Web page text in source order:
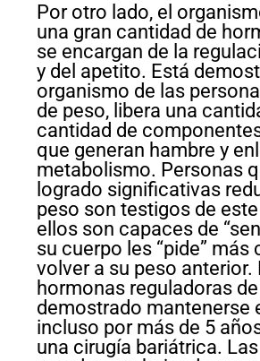
Por otro lado, el
una gran cantidad de
se encargan de la
y del apetito. Está
organismo de las
de peso, libera una
cantidad de
que generan hambre y
metabolismo. Personas
logrado significativas
peso son testigos de
ellos son capaces de
su cuerpo les “pide” más
volver a su peso anterior.
hormonas reguladoras
demostrado mantenerse
incluso por más de 5
una cirugía bariátrica.